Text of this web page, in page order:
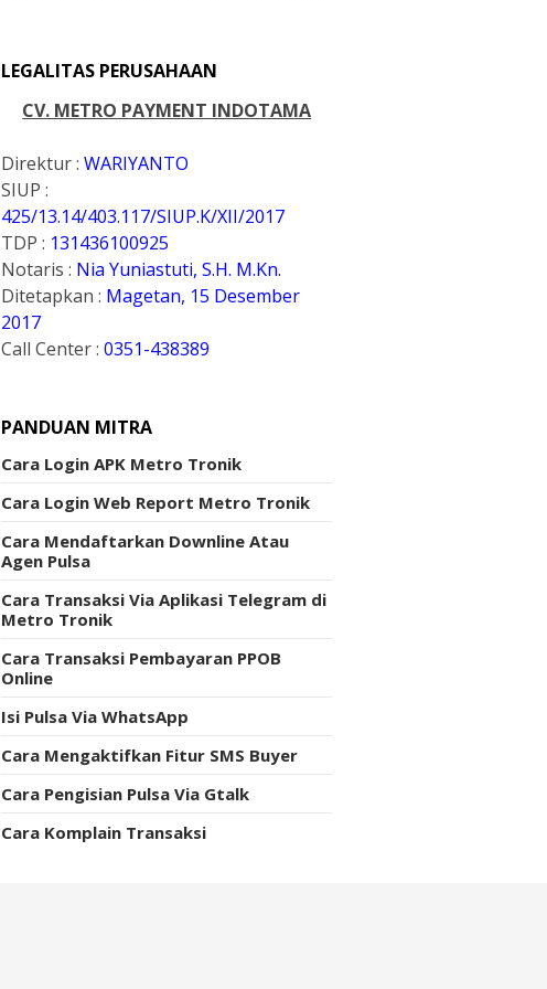
LEGALITAS PERUSAHAAN
CV. METRO PAYMENT INDOTAMA
Direktur :WARIYANTO
SIUP :
425/13.14/403.117/SIUP.K/XII/2017
TDP : 131436100925
Notaris : Nia Yuniastuti, S.H. M.Kn.
Ditetapkan : Magetan, 15 Desember
2017
Call Center :0351-438389
PANDUAN MITRA
Cara Login APK Metro Tronik
Cara Login Web Report Metro Tronik
Cara Mendaftarkan Downline Atau
Agen Pulsa
Cara Transaksi Via Aplikasi Telegram di
Metro Tronik
Cara Transaksi Pembayaran PPOB
Online
Isi Pulsa Via WhatsApp
Cara Mengaktifkan Fitur SMS Buyer
Cara Pengisian Pulsa Via Gtalk
Cara Komplain Transaksi